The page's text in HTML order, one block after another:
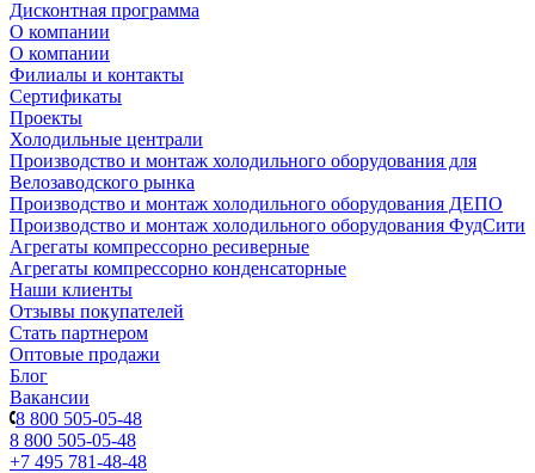
Дисконтная программа
О компании
О компании
Филиалы и контакты
Сертификаты
Проекты
Холодильные централи
Производство и монтаж холодильного оборудования для
Велозаводского рынка
Производство и монтаж холодильного оборудования ДЕПО
Производство и монтаж холодильного оборудования ФудСити
Агрегаты компрессорно ресиверные
Агрегаты компрессорно конденсаторные
Наши клиенты
Отзывы покупателей
Стать партнером
Оптовые продажи
Блог
Вакансии
8 800 505-05-48
8 800 505-05-48
+7 495 781-48-48